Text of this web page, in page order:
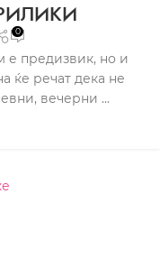
0
е предизвик, но и
ќе речат дека не
вечерни ...